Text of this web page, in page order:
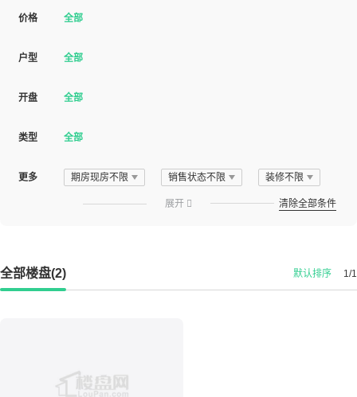
价格 全部
户型 全部
开盘 全部
类型 全部
更多 期房现房不限 销售状态不限 装修不限
展开  清除全部条件
全部楼盘(2) 1/1
默认排序